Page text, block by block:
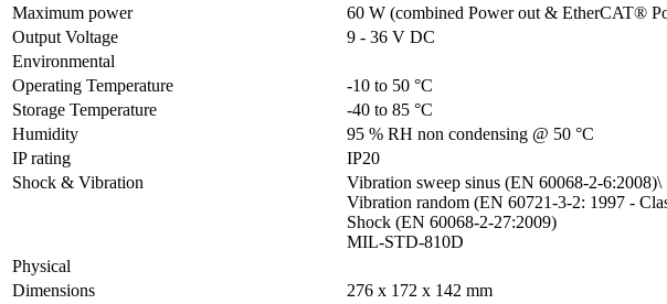
Maximum power
60 W (combined Power out & EtherCAT®
Output Voltage
9 - 36 V DC
Environmental
Operating Temperature
-10 to 50 °C
Storage Temperature
-40 to 85 °C
Humidity
95 % RH non condensing @ 50 °C
IP rating
IP20
Shock & Vibration
Vibration sweep sinus (EN 60068-2-6:2008)\
Vibration random (EN 60721-3-2: 1997 -
Shock (EN 60068-2-27:2009)
MIL-STD-810D
Physical
Dimensions
276 x 172 x 142 mm